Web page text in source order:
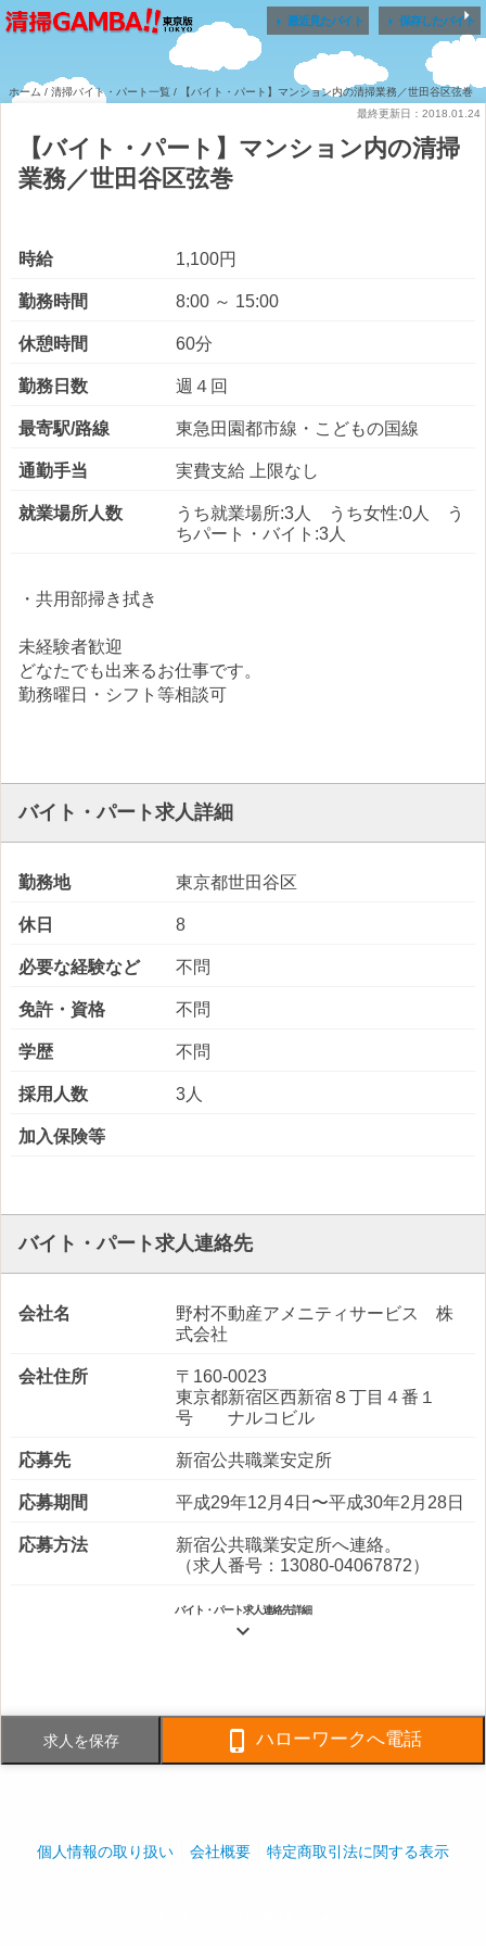
 最近見たバイト  保存したバイト
ホーム / 清掃バイト・パート一覧 / 【バイト・パート】マンション内の清掃業務／世田谷区弦巻
最終更新日：2018.01.24
【バイト・パート】マンション内の清掃
業務／世田谷区弦巻
時給 1,100円
勤務時間 8:00 ～ 15:00
休憩時間 60分
勤務日数 週４回
最寄駅/路線 東急田園都市線・こどもの国線
通勤手当 実費支給 上限なし
就業場所人数
うち就業場所:3人 うち女性:0人 う
ちパート・バイト:3人
・共用部掃き拭き
未経験者歓迎
どなたでも出来るお仕事です。
勤務曜日・シフト等相談可
バイト・パート求人詳細
勤務地 東京都世田谷区
休日 8
必要な経験など 不問
免許・資格 不問
学歴 不問
採用人数 3人
加入保険等
バイト・パート求人連絡先
会社名
野村不動産アメニティサービス 株
式会社
会社住所
〒160-0023
東京都新宿区西新宿８丁目４番１
号 ナルコビル
応募先 新宿公共職業安定所
応募期間 平成29年12月4日〜平成30年2月28日
応募方法
新宿公共職業安定所へ連絡。
（求人番号：13080-04067872）
バイト・パート求人連絡先詳細

事業内容 施設内の清掃業務
求人を保存  ハローワークへ電話
個人情報の取り扱い 会社概要 特定商取引法に関する表示